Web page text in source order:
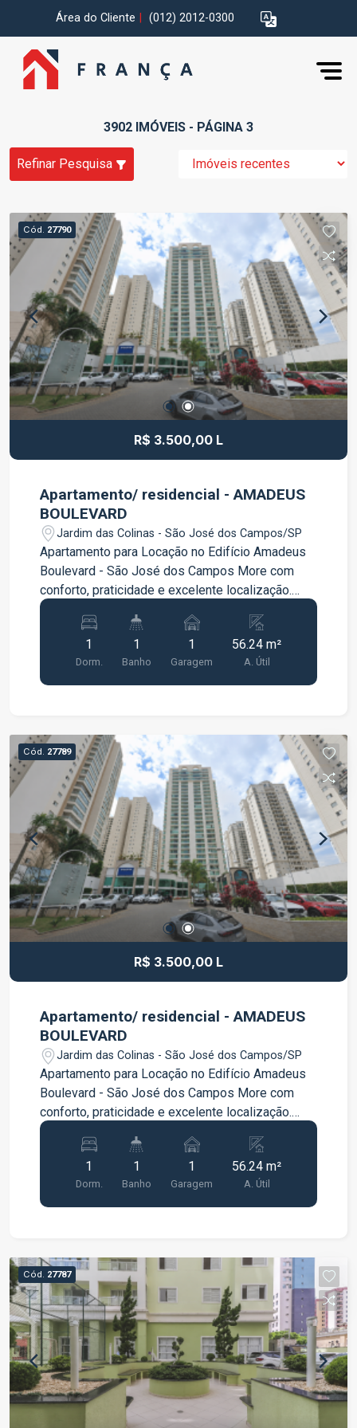
Área do Cliente (012) 2012-0300
3902 IMÓVEIS - PÁGINA 3
Refinar Pesquisa
Cód. 27790
R$ 3.500,00 L
Apartamento/ residencial - AMADEUS
BOULEVARD
Jardim das Colinas - São José dos Campos/SP
Apartamento para Locação no Edifício Amadeus
Boulevard - São José dos Campos More com
conforto, praticidade e excelente localização.
Este apartamento é ideal para quem busca um
imóvel pronto para morar, com ambientes
funcionais e equipado com os principais itens do
dia a dia. O imóvel conta com 56,24 m² de área
privativa Cozinha equipada com geladeira e
no 2° subsolo (vaga nº71) Ambientes bem
distribuídos, com excelente iluminação e
ventilação natural Diferenciais do Edifício
Amadeus Boulevard Portaria Elevador Excelente
conservação das áreas comuns Ambiente seguro
e tranquilo Localização privilegiada, com fácil
acesso às principais avenidas da cidade Próximo
a supermercados, padarias, farmácias,
restaurantes, academias, bancos e diversos
comércios e serviços. Uma excelente
oportunidade para quem procura conforto,
praticidade e uma localização estratégica para
1
Dorm.
1
Banho
1
Garagem
56.24 m²
A. Útil
Cód. 27789
R$ 3.500,00 L
Apartamento/ residencial - AMADEUS
BOULEVARD
Jardim das Colinas - São José dos Campos/SP
Apartamento para Locação no Edifício Amadeus
Boulevard - São José dos Campos More com
conforto, praticidade e excelente localização.
Este apartamento é ideal para quem busca um
imóvel pronto para morar, com ambientes
funcionais e equipado com os principais itens do
dia a dia. O imóvel conta com 56,24 m² de área
privativa Cozinha equipada com geladeira e
Armário no banheiro 1 vaga de garagem no 1º
subsolo (vaga nº 111) Ambientes bem
distribuídos, com excelente iluminação e
ventilação natural Diferenciais do Edifício
Amadeus Boulevard Portaria Elevador Excelente
conservação das áreas comuns Ambiente seguro
e tranquilo Localização privilegiada, com fácil
acesso às principais avenidas da cidade Próximo
a supermercados, padarias, farmácias,
1
Dorm.
1
Banho
1
Garagem
56.24 m²
A. Útil
Cód. 27787